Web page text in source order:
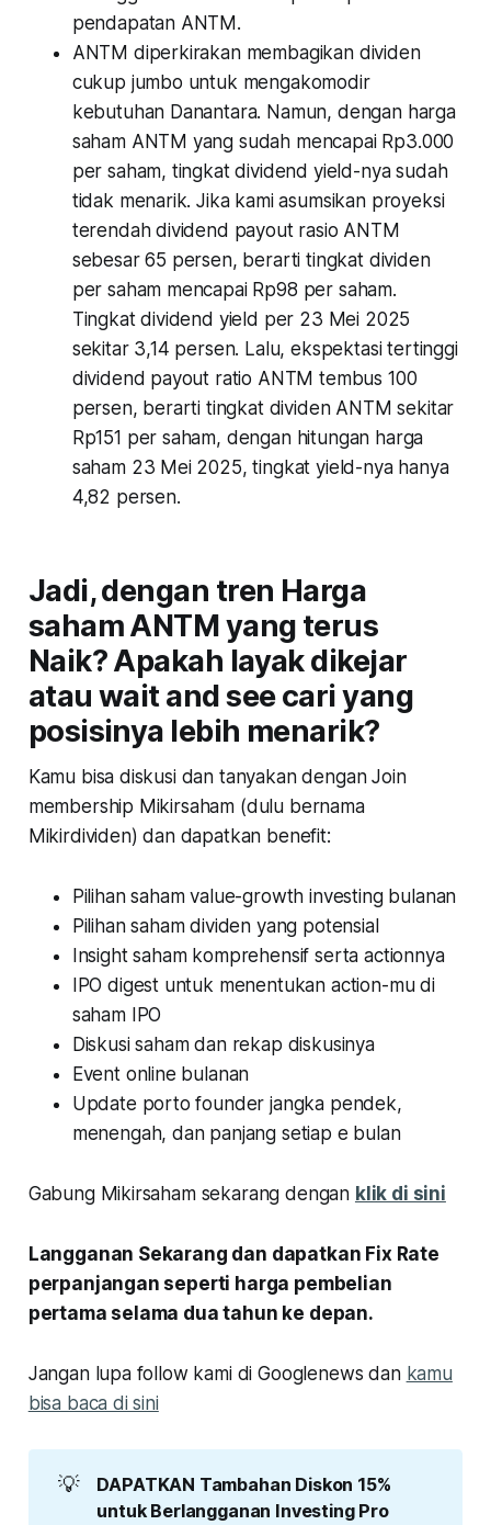
pendapatan ANTM.
ANTM diperkirakan membagikan dividen
cukup jumbo untuk mengakomodir
kebutuhan Danantara. Namun, dengan harga
saham ANTM yang sudah mencapai Rp3.000
per saham, tingkat dividend yield-nya sudah
tidak menarik. Jika kami asumsikan proyeksi
terendah dividend payout rasio ANTM
sebesar 65 persen, berarti tingkat dividen
per saham mencapai Rp98 per saham.
Tingkat dividend yield per 23 Mei 2025
sekitar 3,14 persen. Lalu, ekspektasi tertinggi
dividend payout ratio ANTM tembus 100
persen, berarti tingkat dividen ANTM sekitar
Rp151 per saham, dengan hitungan harga
saham 23 Mei 2025, tingkat yield-nya hanya
4,82 persen.
Jadi, dengan tren Harga
saham ANTM yang terus
Naik? Apakah layak dikejar
atau wait and see cari yang
posisinya lebih menarik?
Kamu bisa diskusi dan tanyakan dengan Join
membership Mikirsaham (dulu bernama
Mikirdividen) dan dapatkan benefit:
Pilihan saham value-growth investing bulanan
Pilihan saham dividen yang potensial
Insight saham komprehensif serta actionnya
IPO digest untuk menentukan action-mu di
saham IPO
Diskusi saham dan rekap diskusinya
Event online bulanan
Update porto founder jangka pendek,
menengah, dan panjang setiap e bulan
Gabung Mikirsaham sekarang dengan klik di sini
Langganan Sekarang dan dapatkan Fix Rate
perpanjangan seperti harga pembelian
pertama selama dua tahun ke depan.
Jangan lupa follow kami di Googlenews dan kamu
bisa baca di sini
💡
DAPATKAN Tambahan Diskon 15%
untuk Berlangganan Investing Pro